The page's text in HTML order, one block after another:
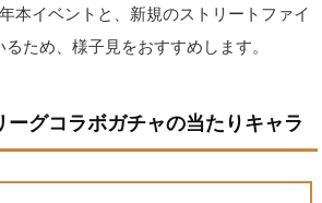
本イベントと、新規のストリートファイ
ため、様子見をおすすめします。
ーグコラボガチャの当たりキャラ